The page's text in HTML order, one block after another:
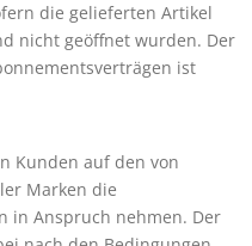
die gelieferten Artikel
nicht geöffnet wurden. Der
ist
Kunden auf den von
Marken die
in Anspruch nehmen. Der